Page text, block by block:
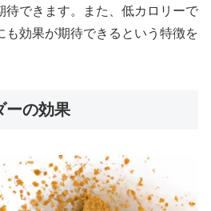
待できます。また、低カロリーで
も効果が期待できるという特徴を
ーの効果